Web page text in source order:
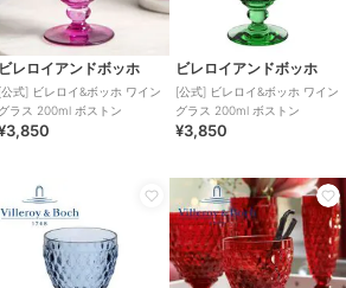
ビレロイアンドボッホ
[公式] ビレロイ&ボッホ ワイン
グラス 200ml ボストン
ビレロイアンドボッホ
[公式] ビレロイ&ボッホ ワイン
グラス 200ml ボストン
¥3,850